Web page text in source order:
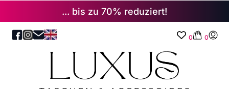
... bis zu 70% reduziert!
0 0